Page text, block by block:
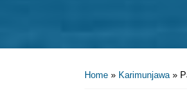
Home » Karimunjawa »